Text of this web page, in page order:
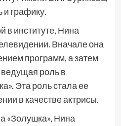
и графику.
в институте, Нина
Вначале она
программ, а затем
роль в
Эта роль стала ее
в качестве актрисы.
«Золушка», Нина